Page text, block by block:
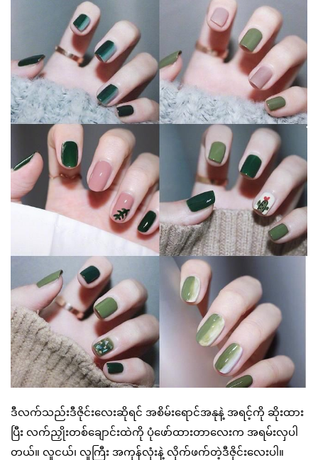
ဒီလက်သည်းဒီဇိုင်းလေးဆိုရင် အစိမ်းရောင်အနုနဲ့ အရင့်ကို ဆိုးထား
ပြီး လက်ညှိုးတစ်ချောင်းထဲကို ပုံဖော်ထားတာလေးက အရမ်းလှပါ
တယ်။ လူငယ်၊ လူကြီး အကုန်လုံးနဲ့ လိုက်ဖက်တဲ့ဒီဇိုင်းလေးပါ။